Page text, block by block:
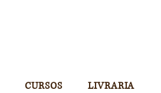
CURSOS LIVRARIA